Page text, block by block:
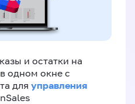
и остатки на
одном окне с
для управления